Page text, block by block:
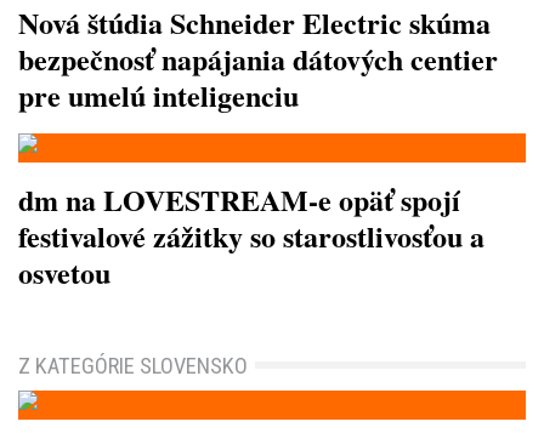
Nová štúdia Schneider Electric skúma
bezpečnosť napájania dátových centier
pre umelú inteligenciu
dm na LOVESTREAM-e opäť spojí
festivalové zážitky so starostlivosťou a
osvetou
Z KATEGÓRIE SLOVENSKO